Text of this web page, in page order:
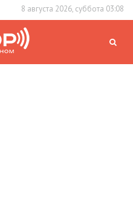
8 августа 2026, суббота 03:08